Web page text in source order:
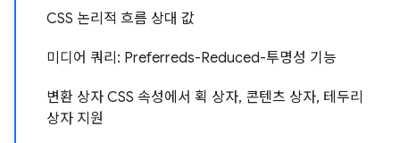
CSS 논리적 흐름 상대 값
미디어 쿼리: Preferreds-Reduced-투명성 기능
변환 상자 CSS 속성에서 획 상자, 콘텐츠 상자, 테두리
상자 지원